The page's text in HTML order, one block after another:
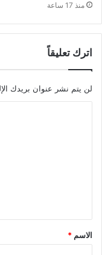
منذ 17 ساعة
اترك تعليقاً
لن يتم نشر عنوان بريدك
ق
*
الاسم *